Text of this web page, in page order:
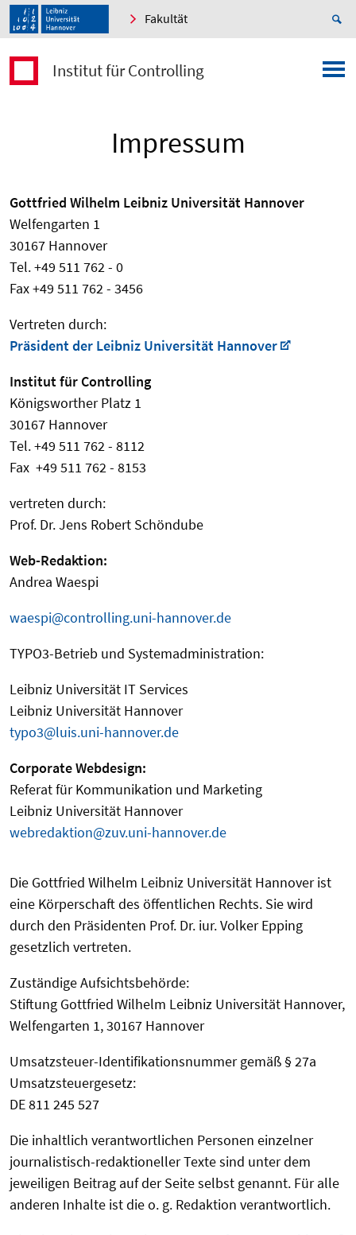
Fakultät
Institut für Controlling
Impressum
Gottfried Wilhelm Leibniz Universität Hannover
Welfengarten 1
30167 Hannover
Tel. +49 511 762 - 0
Fax +49 511 762 - 3456
Vertreten durch:
Präsident der Leibniz Universität Hannover
Institut für Controlling
Königsworther Platz 1
30167 Hannover
Tel. +49 511 762 - 8112
Fax +49 511 762 - 8153
vertreten durch:
Prof. Dr. Jens Robert Schöndube
Web-Redaktion:
Andrea Waespi
waespi@controlling.uni-hannover.de
TYPO3-Betrieb und Systemadministration:
Leibniz Universität IT Services
Leibniz Universität Hannover
typo3@luis.uni-hannover.de
Corporate Webdesign:
Referat für Kommunikation und Marketing
Leibniz Universität Hannover
webredaktion@zuv.uni-hannover.de
Die Gottfried Wilhelm Leibniz Universität Hannover ist
eine Körperschaft des öffentlichen Rechts. Sie wird
durch den Präsidenten Prof. Dr. iur. Volker Epping
gesetzlich vertreten.
Zuständige Aufsichtsbehörde:
Stiftung Gottfried Wilhelm Leibniz Universität Hannover,
Welfengarten 1, 30167 Hannover
Umsatzsteuer-Identifikationsnummer gemäß § 27a
Umsatzsteuergesetz:
DE 811 245 527
Die inhaltlich verantwortlichen Personen einzelner
journalistisch-redaktioneller Texte sind unter dem
jeweiligen Beitrag auf der Seite selbst genannt. Für alle
anderen Inhalte ist die o. g. Redaktion verantwortlich.